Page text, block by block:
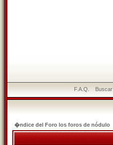
F.A.Q. Buscar
�ndice del Foro los foros de nódulo